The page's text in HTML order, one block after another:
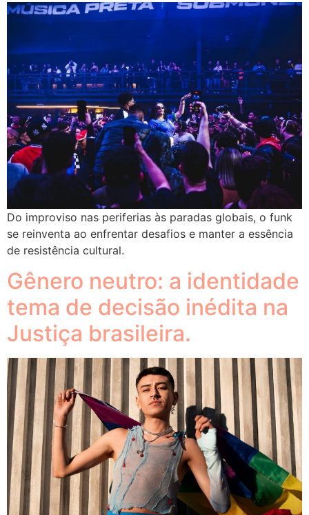
Do improviso nas periferias às paradas globais, o funk
se reinventa ao enfrentar desafios e manter a essência
de resistência cultural.
Gênero neutro: a identidade
tema de decisão inédita na
Justiça brasileira.